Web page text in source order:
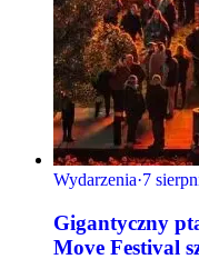
Wydarzenia·7
Gigantyczny
Move Festival